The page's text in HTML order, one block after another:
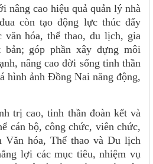
cao hiệu quả quản lý nhà
còn tạo động lực thúc đẩy
văn hóa, thể thao, du lịch, gia
góp phần xây dựng môi
nâng cao đời sống tinh thần
hình ảnh Đồng Nai năng động,
trị cao, tinh thần đoàn kết và
cán bộ, công chức, viên chức,
Văn hóa, Thể thao và Du lịch
lợi các mục tiêu, nhiệm vụ